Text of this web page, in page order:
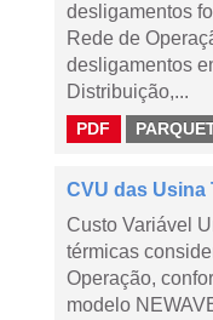
desligamentos
Rede de
desligamentos
Distribuição,...
PDF
CVU das Usina
Custo Variável
térmicas
Operação,
modelo